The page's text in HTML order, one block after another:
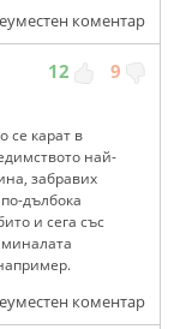
коментар
12 9
се карат в
най-
забравих
дълбока
и сега със
коментар